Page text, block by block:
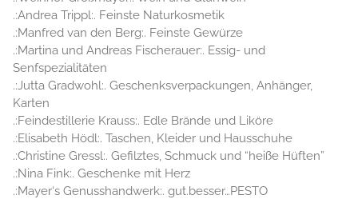
.:Andrea Trippl:. Feinste Naturkosmetik
.:Manfred van den Berg:. Feinste Gewürze
.:Martina und Andreas Fischerauer:. Essig- und
Senfspezialitäten
.:Jutta Gradwohl:. Geschenksverpackungen, Anhänger,
Karten
.:Feindestillerie Krauss:. Edle Brände und Liköre
.:Elisabeth Hödl:. Taschen, Kleider und Hausschuhe
.:Christine Gressl:. Gefilztes, Schmuck und “heiße Hüften”
.:Nina Fink:. Geschenke mit Herz
.:Mayer‘s Genusshandwerk:. gut.besser…PESTO